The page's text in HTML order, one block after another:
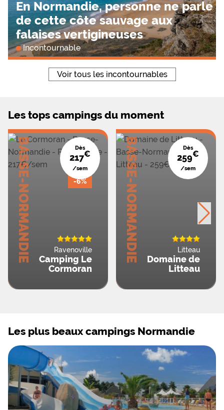
En Normandie, personne ne parle
de cette côte sauvage aux
falaises vertigineuses
Incontournable
Voir tous les incontournables
Les tops campings du moment
BASSE-NORMANDIE Dès
217€
/sem
-6%
Ravenoville
Camping Le
Cormoran
BASSE-NORMANDIE Dès
259€
/sem
Litteau
Domaine de
Litteau
Les plus beaux campings Normandie